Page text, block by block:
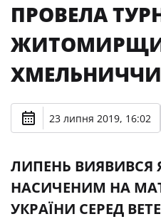
ПРОВЕЛА
23 липня 2019, 16:02
ЛИПЕНЬ ВИЯВИВСЯ
НАСИЧЕНИМ НА
УКРАЇНИ СЕРЕД